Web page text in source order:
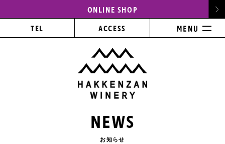
ONLINE SHOP
TEL ACCESS
NEWS
お知らせ